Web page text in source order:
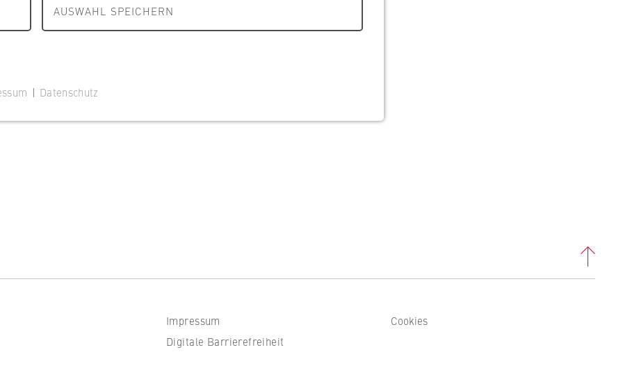
Impressum
Digitale Barrierefreiheit
Cookies
AUSWAHL SPEICHERN
| Datenschutz